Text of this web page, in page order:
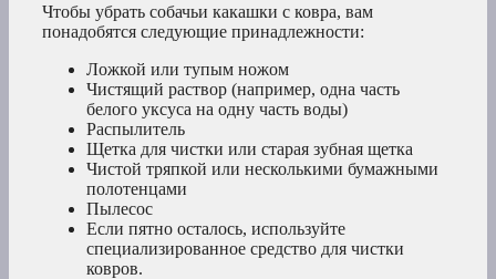
Чтобы убрать собачьи какашки с ковра, вам
понадобятся следующие принадлежности:
Ложкой или тупым ножом
Чистящий раствор (например, одна часть
белого уксуса на одну часть воды)
Распылитель
Щетка для чистки или старая зубная щетка
Чистой тряпкой или несколькими бумажными
полотенцами
Пылесос
Если пятно осталось, используйте
специализированное средство для чистки
ковров.